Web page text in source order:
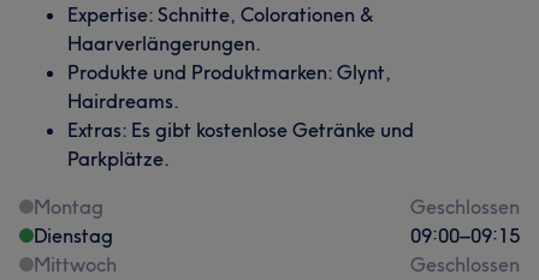
Expertise: Schnitte, Colorationen &
Haarverlängerungen.
Produkte und Produktmarken: Glynt,
Hairdreams.
Extras: Es gibt kostenlose Getränke und
Parkplätze.
Montag
Geschlossen
Dienstag
09:00–09:15
Mittwoch
Geschlossen